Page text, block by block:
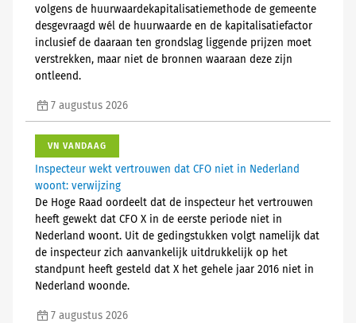
volgens de huurwaardekapitalisatiemethode de gemeente
desgevraagd wél de huurwaarde en de kapitalisatiefactor
inclusief de daaraan ten grondslag liggende prijzen moet
verstrekken, maar niet de bronnen waaraan deze zijn
ontleend.
7 augustus 2026
VN VANDAAG
Inspecteur wekt vertrouwen dat CFO niet in Nederland
woont: verwijzing
De Hoge Raad oordeelt dat de inspecteur het vertrouwen
heeft gewekt dat CFO X in de eerste periode niet in
Nederland woont. Uit de gedingstukken volgt namelijk dat
de inspecteur zich aanvankelijk uitdrukkelijk op het
standpunt heeft gesteld dat X het gehele jaar 2016 niet in
Nederland woonde.
7 augustus 2026